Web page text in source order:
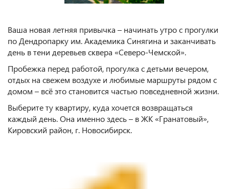
Ваша новая летняя привычка – начинать утро с прогулки
по Дендропарку им. Академика Синягина и заканчивать
день в тени деревьев сквера «Северо-Чемской».
Пробежка перед работой, прогулка с детьми вечером,
отдых на свежем воздухе и любимые маршруты рядом с
домом – всё это становится частью повседневной жизни.
Выберите ту квартиру, куда хочется возвращаться
каждый день. Она именно здесь – в ЖК «Гранатовый»,
Кировский район, г. Новосибирск.